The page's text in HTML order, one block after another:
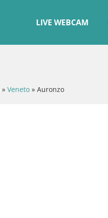
LIVE WEBCAM
» Veneto » Auronzo